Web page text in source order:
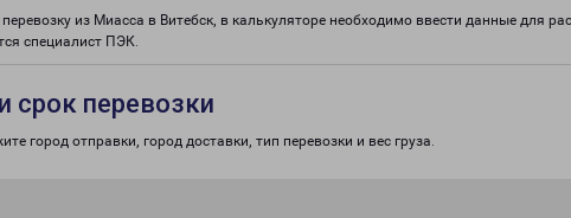
из Миасса в Витебск, в калькуляторе необходимо ввести данные для
специалист ПЭК.
срок перевозки
город отправки, город доставки, тип перевозки и вес груза.